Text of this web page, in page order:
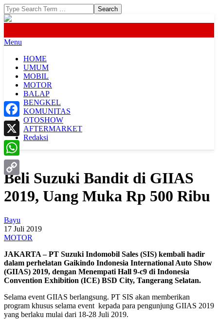
Skip
to
content
Search
Primary
Menu
Menu
HOME
UMUM
MOBIL
MOTOR
BALAP
BENGKEL
KOMUNITAS
OTOSHOW
AFTERMARKET
Redaksi
Beli Suzuki Bandit di GIIAS
2019, Uang Muka Rp 500 Ribu
Bayu
17 Juli 2019
MOTOR
JAKARTA – PT Suzuki Indomobil Sales (SIS) kembali hadir
dalam perhelatan Gaikindo Indonesia International Auto Show
(GIIAS) 2019, dengan Menempati Hall 9-c9 di Indonesia
Convention Exhibition (ICE) BSD City, Tangerang Selatan.
Selama event GIIAS berlangsung. PT SIS akan memberikan
program khusus selama event kepada para pengunjung GIIAS 2019
yang berlaku mulai dari 18-28 Juli 2019.
Facebook
X
WhatsApp
Copy
Link